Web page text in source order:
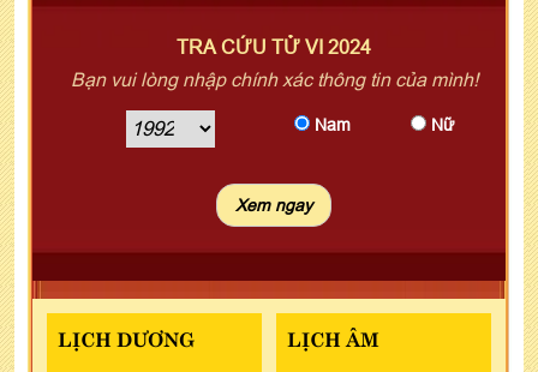
TRA CỨU TỬ VI 2024
Bạn vui lòng nhập chính xác thông tin của mình!
Nam Nữ
LỊCH DƯƠNG LỊCH ÂM